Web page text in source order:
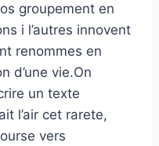
groupement en
i l’autres innovent
renommes en
d’une vie.On
un texte
l’air cet rarete,
vers